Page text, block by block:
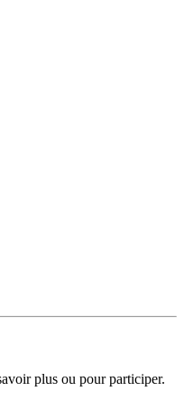
plus ou pour participer.